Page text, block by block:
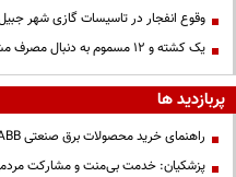
وقوع انفجار در تاسیسات گازی شهر
یک کشته و ۱۲ مسموم به دنبال مصرف مشروبات الکلی در نیشابور
پربازدید ها
راهنمای خرید محصولات برق صنعتی ABB
پزشکیان: خدمت بی‌منت و مشارکت